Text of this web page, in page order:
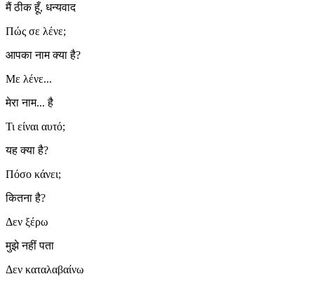
मैं ठीक हूँ, धन्यवाद
Πώς σε λένε;
आपका नाम क्या है?
Με λένε...
मेरा नाम... है
Τι είναι αυτό;
यह क्या है?
Πόσο κάνει;
कितना है?
Δεν ξέρω
मुझे नहीं पता
Δεν καταλαβαίνω